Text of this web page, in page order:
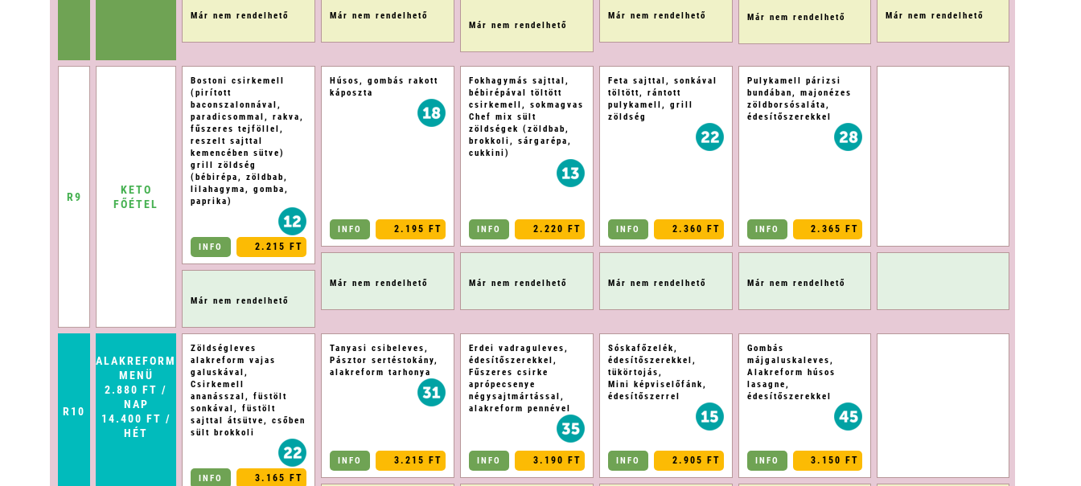
Már nem rendelhető Már nem rendelhető
Már nem rendelhető
Már nem rendelhető Már nem rendelhető Már nem rendelhető
R9
KETO
FŐÉTEL
Bostoni csirkemell
(pirított
baconszalonnával,
paradicsommal, rakva,
fűszeres tejföllel,
reszelt sajttal
kemencében sütve)
grill zöldség
(bébirépa, zöldbab,
lilahagyma, gomba,
paprika)
INFO 2.215 FT
Már nem rendelhető
Húsos, gombás rakott
káposzta
INFO 2.195 FT
Már nem rendelhető
Fokhagymás sajttal,
bébirépával töltött
csirkemell, sokmagvas
Chef mix sült
zöldségek (zöldbab,
brokkoli, sárgarépa,
cukkini)
INFO 2.220 FT
Már nem rendelhető
Feta sajttal, sonkával
töltött, rántott
pulykamell, grill
zöldség
INFO 2.360 FT
Már nem rendelhető
Pulykamell párizsi
bundában, majonézes
zöldborsósaláta,
édesítőszerekkel
INFO 2.365 FT
Már nem rendelhető
R10
ALAKREFORM
MENÜ
2.880 FT /
NAP
14.400 FT /
HÉT
Zöldségleves
alakreform vajas
galuskával,
Csirkemell
ananásszal, füstölt
sonkával, füstölt
sajttal átsütve, csőben
sült brokkoli
INFO 3.165 FT
Tanyasi csibeleves,
Pásztor sertéstokány,
alakreform tarhonya
INFO 3.215 FT
Erdei vadraguleves,
édesítőszerekkel,
Fűszeres csirke
aprópecsenye
négysajtmártással,
alakreform pennével
INFO 3.190 FT
Sóskafőzelék,
édesítőszerekkel,
tükörtojás,
Mini képviselőfánk,
édesítőszerrel
INFO 2.905 FT
Gombás
májgaluskaleves,
Alakreform húsos
lasagne,
édesítőszerekkel
INFO 3.150 FT